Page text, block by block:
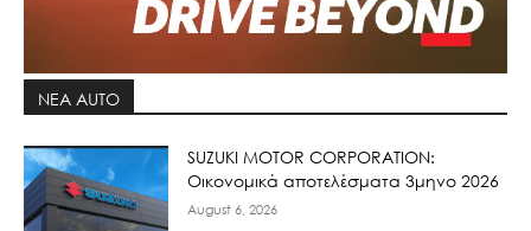
ΝΕΑ AUTO
SUZUKI MOTOR CORPORATION:
Οικονομικά αποτελέσματα 3μηνο 2026
August 6, 2026